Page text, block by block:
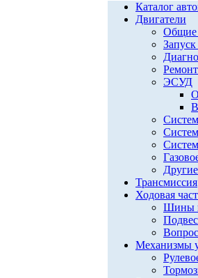
Каталог
Двигатели
Общие
Запуск
ЭСУД
Трансмиссия
Ходовая
Шины
Механизмы